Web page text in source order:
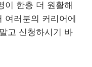
이 한층 더 원활해
여러분의 커리어에
고 신청하시기 바